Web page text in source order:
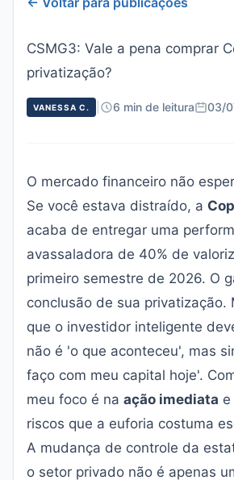
CSMG3: Vale a pena comprar
privatização?
VANESSA C. 6 min de leitura 03/
O mercado financeiro não
Se você estava distraído, a
acaba de entregar uma
avassaladora de 40% de
primeiro semestre de 2026. O
conclusão de sua privatização.
que o investidor inteligente
não é 'o que aconteceu', mas
faço com meu capital hoje'.
meu foco é na ação imediata
riscos que a euforia costuma
A mudança de controle da
o setor privado não é apenas